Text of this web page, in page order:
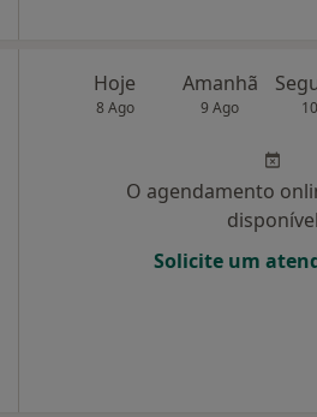
Hoje
8 Ago
Amanhã
9 Ago
O agendamento
disponível
Solicite um